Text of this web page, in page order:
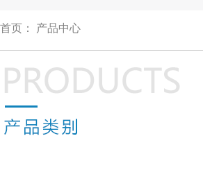
首页 ： 产品中心